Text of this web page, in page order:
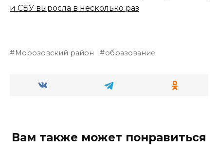
и СБУ выросла в несколько раз
Морозовский район образование
Вам также может понравиться